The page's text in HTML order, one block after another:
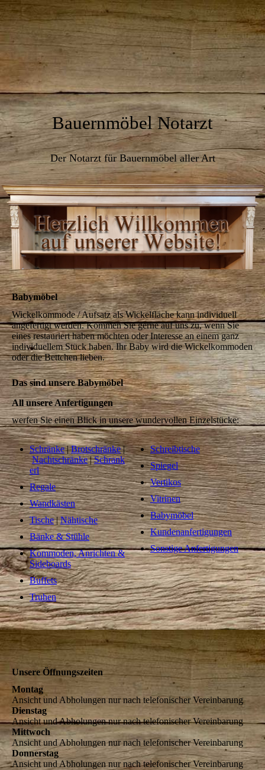
Bauernmöbel Notarzt
Der Notarzt für Bauernmöbel aller Art
Babymöbel
Wickelkommode / Aufsatz als Wickelfläche kann individuell
angefertigt werden. Kommen Sie gerne auf uns zu, wenn Sie
eines restauriert haben möchten oder Interesse an einem ganz
individuellem Stück haben. Ihr Baby wird die Wickelkommoden
oder die Bettchen lieben.
Das sind unsere Babymöbel
All unsere Anfertigungen
werfen Sie einen Blick in unsere wundervollen Einzelstücke:
Schränke|Brotschränke|
Nachtschränke|Schrank
erl
Regale
Wandkästen
Tische|Nähtische
Bänke & Stühle
Kommoden, Anrichten &
Sideboards
Buffets
Truhen
Schreibtische
Spiegel
Vertikos
Vitrinen
Babymöbel
Kundenanfertigungen
Sonstige Anfertigungen
Unsere Öffnungszeiten
Montag
Ansicht und Abholungen nur nach telefonischer Vereinbarung
Dienstag
Ansicht und Abholungen nur nach telefonischer Vereinbarung
Mittwoch
Ansicht und Abholungen nur nach telefonischer Vereinbarung
Donnerstag
Ansicht und Abholungen nur nach telefonischer Vereinbarung